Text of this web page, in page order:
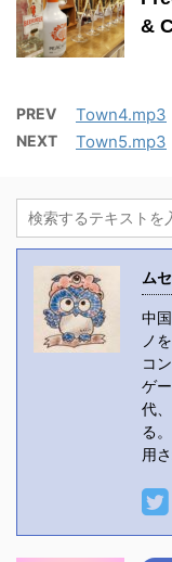
&
PREV Town4.mp3
NEXT Town5.mp3
ム
中
ノ
コ
ゲ
代
る
用